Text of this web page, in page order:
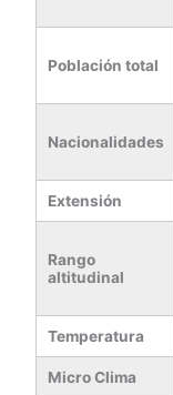
Población total
Nacionalidades
Extensión
Rango
altitudinal
Temperatura
Micro Clima